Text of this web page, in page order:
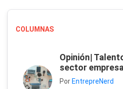
COLUMNAS
Opinión|
sector
Por EntrepreNerd